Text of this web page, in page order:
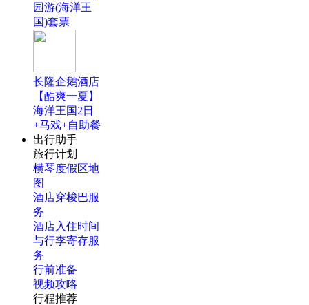
园游(海洋王
国)套票
长隆企鹅酒店
【酷爽一夏】
海洋王国2日
+马戏+自助餐
出行助手
旅行计划
横琴度假区地
图
酒店穿梭巴服
务
酒店入住时间
与行李寄存服
务
行前准备
视频攻略
行程推荐